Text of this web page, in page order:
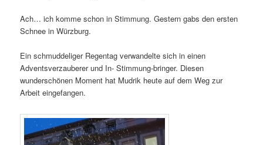
Ach… ich komme schon in Stimmung. Gestern gabs den ersten
Schnee in Würzburg.
Ein schmuddeliger Regentag verwandelte sich in einen
Adventsverzauberer und In- Stimmung-bringer. Diesen
wunderschönen Moment hat Mudrik heute auf dem Weg zur
Arbeit eingefangen.